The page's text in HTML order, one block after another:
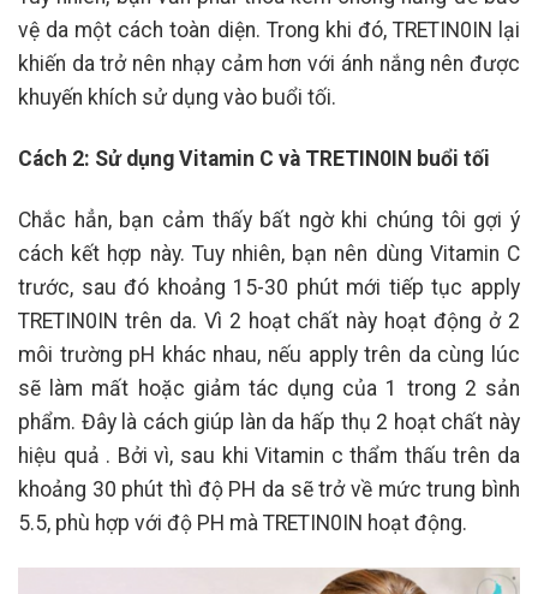
vệ da một cách toàn diện. Trong khi đó, TRETIN0IN lại
khiến da trở nên nhạy cảm hơn với ánh nắng nên được
khuyến khích sử dụng vào buổi tối.
Cách 2: Sử dụng Vitamin C và TRETIN0IN buổi tối
Chắc hẳn, bạn cảm thấy bất ngờ khi chúng tôi gợi ý
cách kết hợp này. Tuy nhiên, bạn nên dùng Vitamin C
trước, sau đó khoảng 15-30 phút mới tiếp tục apply
TRETIN0IN trên da. Vì 2 hoạt chất này hoạt động ở 2
môi trường pH khác nhau, nếu apply trên da cùng lúc
sẽ làm mất hoặc giảm tác dụng của 1 trong 2 sản
phẩm. Đây là cách giúp làn da hấp thụ 2 hoạt chất này
hiệu quả . Bởi vì, sau khi Vitamin c thẩm thấu trên da
khoảng 30 phút thì độ PH da sẽ trở về mức trung bình
5.5, phù hợp với độ PH mà TRETIN0IN hoạt động.